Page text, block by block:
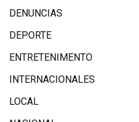
DENUNCIAS
DEPORTE
ENTRETENIMENTO
INTERNACIONALES
LOCAL